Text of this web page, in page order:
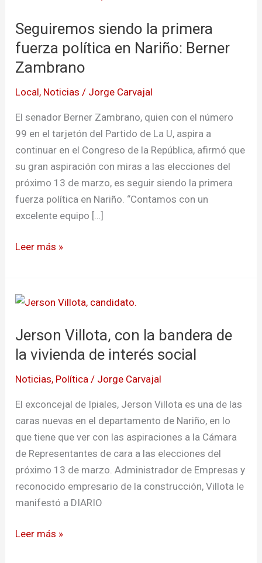
Seguiremos siendo la primera
fuerza política en Nariño: Berner
Zambrano
Local, Noticias / Jorge Carvajal
El senador Berner Zambrano, quien con el número
99 en el tarjetón del Partido de La U, aspira a
continuar en el Congreso de la República, afirmó que
su gran aspiración con miras a las elecciones del
próximo 13 de marzo, es seguir siendo la primera
fuerza política en Nariño. “Contamos con un
excelente equipo […]
la
primera
fuerza
política
en
Leer más »
Jerson Villota, con la bandera de
la vivienda de interés social
Noticias, Política / Jorge Carvajal
El exconcejal de Ipiales, Jerson Villota es una de las
caras nuevas en el departamento de Nariño, en lo
que tiene que ver con las aspiraciones a la Cámara
de Representantes de cara a las elecciones del
próximo 13 de marzo. Administrador de Empresas y
reconocido empresario de la construcción, Villota le
manifestó a DIARIO
Jerson
con
la
de
la
interés
social
Leer más »